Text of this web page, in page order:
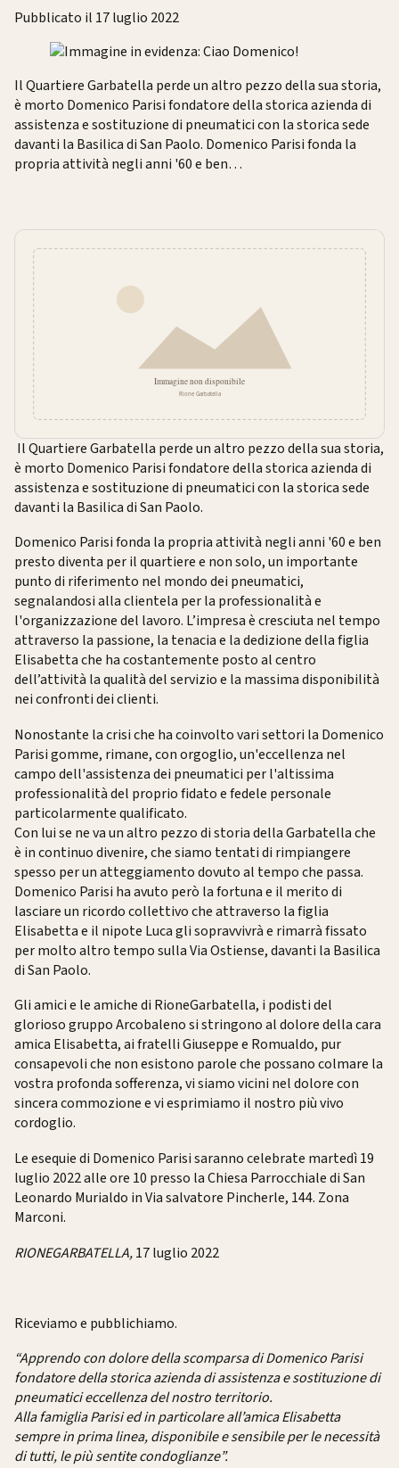
Pubblicato il 17 luglio 2022
Il Quartiere Garbatella perde un altro pezzo della sua storia,
è morto Domenico Parisi fondatore della storica azienda di
assistenza e sostituzione di pneumatici con la storica sede
davanti la Basilica di San Paolo. Domenico Parisi fonda la
propria attività negli anni '60 e ben…
Il Quartiere Garbatella perde un altro pezzo della sua storia,
è morto Domenico Parisi fondatore della storica azienda di
assistenza e sostituzione di pneumatici con la storica sede
davanti la Basilica di San Paolo.
Domenico Parisi fonda la propria attività negli anni '60 e ben
presto diventa per il quartiere e non solo, un importante
punto di riferimento nel mondo dei pneumatici,
segnalandosi alla clientela per la professionalità e
l'organizzazione del lavoro. L’impresa è cresciuta nel tempo
attraverso la passione, la tenacia e la dedizione della figlia
Elisabetta che ha costantemente posto al centro
dell’attività la qualità del servizio e la massima disponibilità
nei confronti dei clienti.
Nonostante la crisi che ha coinvolto vari settori la Domenico
Parisi gomme, rimane, con orgoglio, un'eccellenza nel
campo dell'assistenza dei pneumatici per l'altissima
professionalità del proprio fidato e fedele personale
particolarmente qualificato.
Con lui se ne va un altro pezzo di storia della Garbatella che
è in continuo divenire, che siamo tentati di rimpiangere
spesso per un atteggiamento dovuto al tempo che passa.
Domenico Parisi ha avuto però la fortuna e il merito di
lasciare un ricordo collettivo che attraverso la figlia
Elisabetta e il nipote Luca gli sopravvivrà e rimarrà fissato
per molto altro tempo sulla Via Ostiense, davanti la Basilica
di San Paolo.
Gli amici e le amiche di RioneGarbatella, i podisti del
glorioso gruppo Arcobaleno si stringono al dolore della cara
amica Elisabetta, ai fratelli Giuseppe e Romualdo, pur
consapevoli che non esistono parole che possano colmare la
vostra profonda sofferenza, vi siamo vicini nel dolore con
sincera commozione e vi esprimiamo il nostro più vivo
cordoglio.
Le esequie di Domenico Parisi saranno celebrate martedì 19
luglio 2022 alle ore 10 presso la Chiesa Parrocchiale di San
Leonardo Murialdo in Via salvatore Pincherle, 144. Zona
Marconi.
RIONEGARBATELLA,17 luglio 2022
Riceviamo e pubblichiamo.
“Apprendo con dolore della scomparsa di Domenico Parisi
fondatore della storica azienda di assistenza e sostituzione di
pneumatici eccellenza del nostro territorio.
Alla famiglia Parisi ed in particolare all’amica Elisabetta
sempre in prima linea, disponibile e sensibile per le necessità
di tutti, le più sentite condoglianze”.